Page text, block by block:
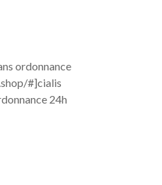
ordonnance
#]cialis
24h